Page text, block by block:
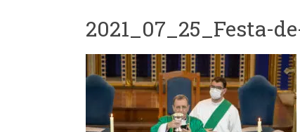
–
Luz
Arquidiocese
São
2021_07_25_Festa-